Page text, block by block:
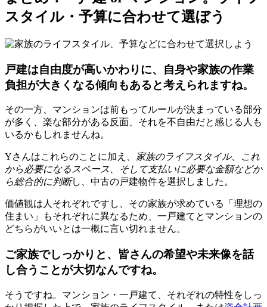
スタイル・予算に合わせて選ぼう
戸建は自由度が高いかわりに、自身や家族の作業
負担が大きくなる傾向もあると考えられますね。
その一方、マンションは前もってルールが決まっている部分
が多く、楽な部分がある反面、それを不自由だと感じる人も
いるかもしれませんね。
Yさんはこれらのことに加え、 家族のライフスタイル、これ
から必要になるスペース、そして支払いに必要な金額などか
ら総合的に判断し、中古の戸建物件を選択しました。
価値観は人それぞれですし、その家族が求めている「理想の
住まい」もそれぞれに異なるため、一戸建てとマンションの
どちらがいいとは一概に言い切れません。
ご家族でしっかりと、皆さんの希望や未来像を話
し合うことが大切なんですね。
そうですね。マンション・一戸建て、それぞれの特性をしっ